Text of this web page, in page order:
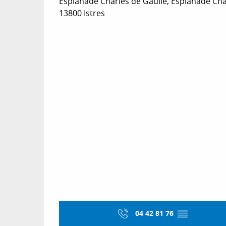
13800 Istres
04 42 81 76 ▒▒